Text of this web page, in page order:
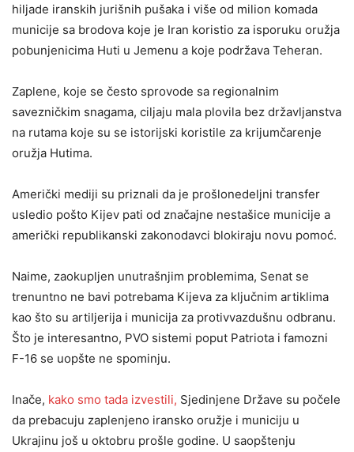
hiljade iranskih jurišnih pušaka i više od milion komada
municije sa brodova koje je Iran koristio za isporuku oružja
pobunjenicima Huti u Jemenu a koje podržava Teheran.
Zaplene, koje se često sprovode sa regionalnim
savezničkim snagama, ciljaju mala plovila bez državljanstva
na rutama koje su se istorijski koristile za krijumčarenje
oružja Hutima.
Američki mediji su priznali da je prošlonedeljni transfer
usledio pošto Kijev pati od značajne nestašice municije a
američki republikanski zakonodavci blokiraju novu pomoć.
Naime, zaokupljen unutrašnjim problemima, Senat se
trenuntno ne bavi potrebama Kijeva za ključnim artiklima
kao što su artiljerija i municija za protivvazdušnu odbranu.
Što je interesantno, PVO sistemi poput Patriota i famozni
F-16 se uopšte ne spominju.
Inače, kako smo tada izvestili, Sjedinjene Države su počele
da prebacuju zaplenjeno iransko oružje i municiju u
Ukrajinu još u oktobru prošle godine. U saopštenju